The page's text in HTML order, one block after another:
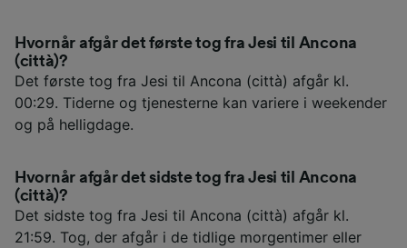
Hvornår afgår det første tog fra Jesi til Ancona
(città)?
Det første tog fra Jesi til Ancona (città) afgår kl.
00:29. Tiderne og tjenesterne kan variere i weekender
og på helligdage.
Hvornår afgår det sidste tog fra Jesi til Ancona
(città)?
Det sidste tog fra Jesi til Ancona (città) afgår kl.
21:59. Tog, der afgår i de tidlige morgentimer eller